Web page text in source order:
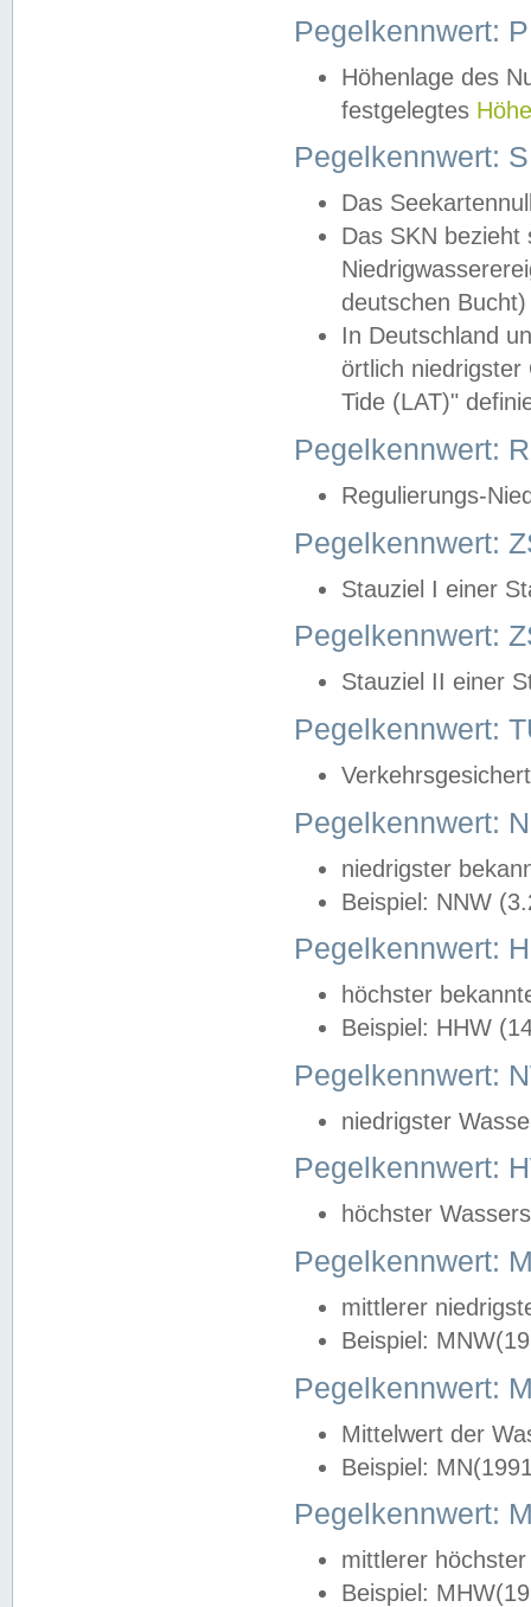
Pegelkennwert:
Höhenlage des
festgelegtes
Pegelkennwert:
Das
Das SKN
deutschen
In Deutschland
örtlich
Tide (LAT)"
Pegelkennwert:
Regulierungs-
Pegelkennwert:
Stauziel I einer
Pegelkennwert:
Stauziel II einer
Pegelkennwert:
Pegelkennwert:
niedrigster
Beispiel: NNW
Pegelkennwert:
höchster
Beispiel: HHW
Pegelkennwert:
niedrigster
Pegelkennwert:
höchster
Pegelkennwert:
mittlerer
Beispiel:
Pegelkennwert:
Mittelwert der
Beispiel:
Pegelkennwert:
mittlerer
Beispiel: